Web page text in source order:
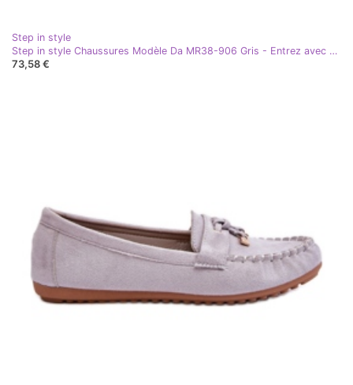
Step in style
Step in style Chaussures Modèle Da MR38-906 Gris - Entrez avec style
73,58 €